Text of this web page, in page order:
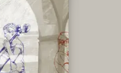
ストール